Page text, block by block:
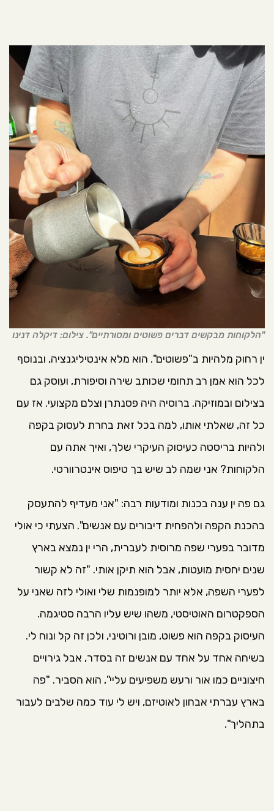
"הלקוחות מבקשים דברים פשוטים ומסורתיים". צילום: דיקלה דנינו
ין רחוק מלהיות ב"פשוטים". הוא מלא אינטיליגנציה, ובנוסף
לכל הוא אמן רב תחומי שכותב שירה וסיפורת, ועוסק גם
בצילום ובמוזיקה. ברוסיה היה פסנתרן וצלם מקצועי. אז עם
כל זה, שאלתי אותו, למה בכל זאת בחרת לעסוק בקפה
ולהיות בריסטה כעיסוק העיקרי שלך, ואיך אתה עם
הלקוחות? אני שמה לב שיש בך טיפוס אינטרוורטי.
גם פה ין ענה בכנות ומודעות רבה: "אני מעדיף להתעסק
בהכנת הקפה ולהפחית דיבורים עם אנשים". הצעתי כי אולי
מדובר בפערי שפה מרוסית לעברית, הרי ין נמצא בארץ
שנים יחסית מועטות, אבל הוא תיקן אותי. "זה לא קשור
לפערי השפה, אלא יותר למופנמות שלי ואולי לזה שאני על
הספקטרום האוטיסטי, משהו שיש עליו הרבה סטיגמה.
העיסוק בקפה הוא פשוט, מובן ורוטיני, ולכן זה קל ונוח לי.
בשיחה אחד על אחד עם אנשים זה בסדר, אבל גירויים
חיצוניים כמו אור ורעש משפיעים עליי", הוא הסביר. "פה
בארץ עברתי אבחון לאוטיזם, ויש לי עוד כמה שלבים לעבור
בתהליך".